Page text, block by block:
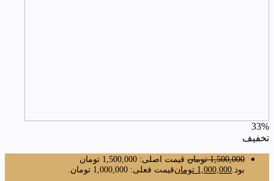
33%
تخفیف
1,500,000 تومان
قیمت اصلی: 1,500,000 تومان
بود. 1,000,000 تومانقیمت فعلی: 1,000,000 تومان.